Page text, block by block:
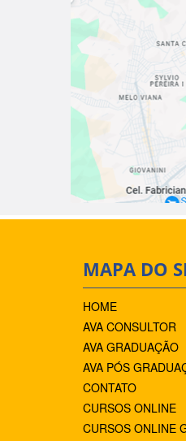
MAPA DO
HOME
AVA CONSULTOR
AVA GRADUAÇÃO
AVA PÓS
CONTATO
CURSOS ONLINE
CURSOS ONLINE